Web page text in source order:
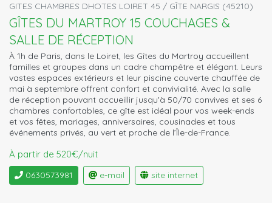
GITES CHAMBRES DHOTES LOIRET 45 / GÎTE NARGIS (45210)
GÎTES DU MARTROY 15 COUCHAGES &
SALLE DE RÉCEPTION
À 1h de Paris, dans le Loiret, les Gîtes du Martroy accueillent
familles et groupes dans un cadre champêtre et élégant. Leurs
vastes espaces extérieurs et leur piscine couverte chauffée de
mai à septembre offrent confort et convivialité. Avec la salle
de réception pouvant accueillir jusqu'à 50/70 convives et ses 6
chambres confortables, ce gîte est idéal pour vos week-ends
et vos fêtes, mariages, anniversaires, cousinades et tous
événements privés, au vert et proche de l’Île-de-France.
À partir de 520€/nuit
0630573981 e-mail site internet